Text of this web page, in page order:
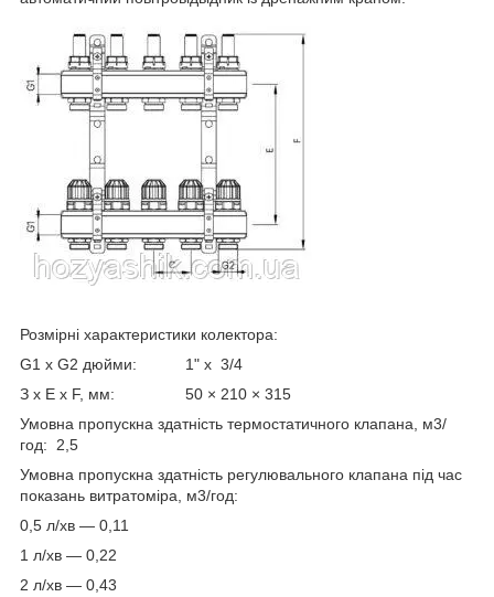
Розмірні характеристики колектора:
G1 x G2 дюйми: 1" х 3/4
З x E x F, мм: 50 × 210 × 315
Умовна пропускна здатність термостатичного клапана, м3/
год: 2,5
Умовна пропускна здатність регулювального клапана під час
показань витратоміра, м3/год:
0,5 л/хв — 0,11
1 л/хв — 0,22
2 л/хв — 0,43